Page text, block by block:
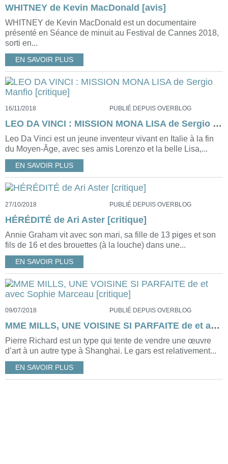
WHITNEY de Kevin MacDonald [avis]
WHITNEY de Kevin MacDonald est un documentaire
présenté en Séance de minuit au Festival de Cannes 2018,
sorti en...
EN SAVOIR PLUS
16/11/2018 PUBLIÉ DEPUIS OVERBLOG
LEO DA VINCI : MISSION MONA LISA de Sergio Manfio [critique]
Leo Da Vinci est un jeune inventeur vivant en Italie à la fin
du Moyen-Âge, avec ses amis Lorenzo et la belle Lisa,...
EN SAVOIR PLUS
27/10/2018 PUBLIÉ DEPUIS OVERBLOG
HÉRÉDITÉ de Ari Aster [critique]
Annie Graham vit avec son mari, sa fille de 13 piges et son
fils de 16 et des brouettes (à la louche) dans une...
EN SAVOIR PLUS
09/07/2018 PUBLIÉ DEPUIS OVERBLOG
MME MILLS, UNE VOISINE SI PARFAITE de et avec Sophie Marceau [critique]
Pierre Richard est un type qui tente de vendre une œuvre
d’art à un autre type à Shanghai. Le gars est relativement...
EN SAVOIR PLUS